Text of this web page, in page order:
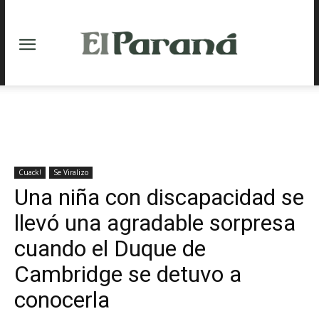
Cuack! Se Viralizo
Una niña con discapacidad se
llevó una agradable sorpresa
cuando el Duque de
Cambridge se detuvo a
conocerla